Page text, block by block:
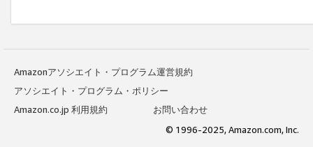
Amazonアソシエイト・プログラム運営規約
アソシエイト・プログラム・ポリシー
Amazon.co.jp 利用規約
お問い合わせ
© 1996-2025, Amazon.com, Inc.